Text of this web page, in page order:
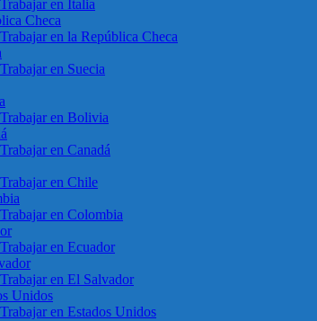
Trabajar en Italia
Checa
Trabajar en la República Checa
Trabajar en Suecia
Trabajar en Bolivia
Trabajar en Canadá
Trabajar en Chile
Trabajar en Colombia
Trabajar en Ecuador
Trabajar en El Salvador
Unidos
Trabajar en Estados Unidos